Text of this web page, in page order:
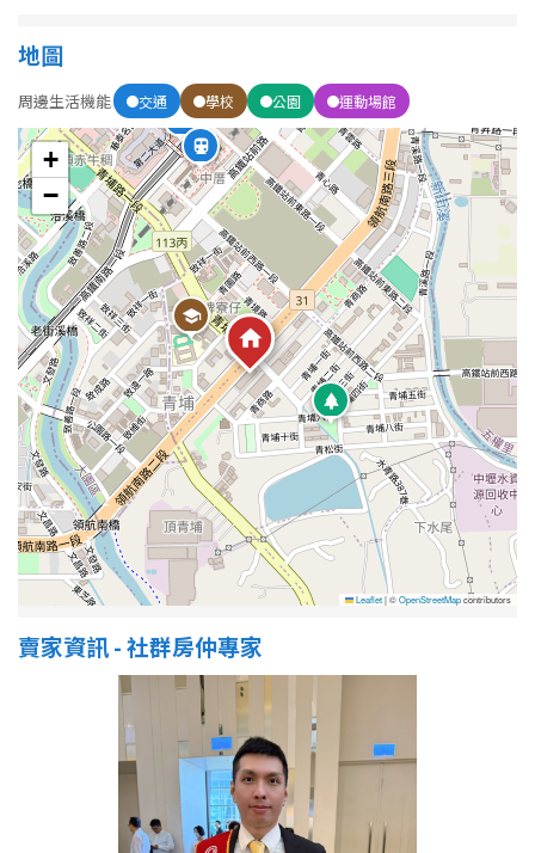
屋齡
5 年以下
5-10 年 10-20 年
20-30 年 30-40 年
40 年以上
售價
地圖
周邊生活機能 交通 學校 公園 運動場館
+
−
Leaflet|©OpenStreetMapcontributors
賣家資訊 - 社群房仲專家